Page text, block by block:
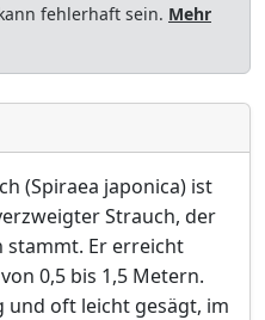
fehlerhaft sein. Mehr
(Spiraea japonica) ist
Strauch, der
stammt. Er erreicht
0,5 bis 1,5 Metern.
und oft leicht gesägt, im